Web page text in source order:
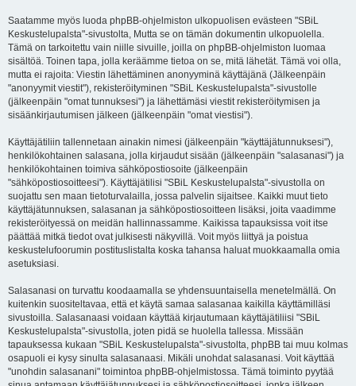
Saatamme myös luoda phpBB-ohjelmiston ulkopuolisen evästeen "SBiL
Keskustelupalsta"-sivustolta, Mutta se on tämän dokumentin ulkopuolella.
Tämä on tarkoitettu vain niille sivuille, joilla on phpBB-ohjelmiston luomaa
sisältöä. Toinen tapa, jolla keräämme tietoa on se, mitä lähetät. Tämä voi olla,
mutta ei rajoita: Viestin lähettäminen anonyyminä käyttäjänä (Jälkeenpäin
"anonyymit viestit"), rekisteröityminen "SBiL Keskustelupalsta"-sivustolle
(jälkeenpäin "omat tunnuksesi") ja lähettämäsi viestit rekisteröitymisen ja
sisäänkirjautumisen jälkeen (jälkeenpäin "omat viestisi").
Käyttäjätiliin tallennetaan ainakin nimesi (jälkeenpäin "käyttäjätunnuksesi"),
henkilökohtainen salasana, jolla kirjaudut sisään (jälkeenpäin "salasanasi") ja
henkilökohtainen toimiva sähköpostiosoite (jälkeenpäin
"sähköpostiosoitteesi"). Käyttäjätilisi "SBiL Keskustelupalsta"-sivustolla on
suojattu sen maan tietoturvalailla, jossa palvelin sijaitsee. Kaikki muut tieto
käyttäjätunnuksen, salasanan ja sähköpostiosoitteen lisäksi, joita vaadimme
rekisteröityessä on meidän hallinnassamme. Kaikissa tapauksissa voit itse
päättää mitkä tiedot ovat julkisesti näkyvillä. Voit myös liittyä ja poistua
keskustelufoorumin postituslistalta koska tahansa haluat muokkaamalla omia
asetuksiasi.
Salasanasi on turvattu koodaamalla se yhdensuuntaisella menetelmällä. On
kuitenkin suositeltavaa, että et käytä samaa salasanaa kaikilla käyttämilläsi
sivustoilla. Salasanaasi voidaan käyttää kirjautumaan käyttäjätiliisi "SBiL
Keskustelupalsta"-sivustolla, joten pidä se huolella tallessa. Missään
tapauksessa kukaan "SBiL Keskustelupalsta"-sivustolta, phpBB tai muu kolmas
osapuoli ei kysy sinulta salasanaasi. Mikäli unohdat salasanasi. Voit käyttää
"unohdin salasanani" toimintoa phpBB-ohjelmistossa. Tämä toiminto pyytää